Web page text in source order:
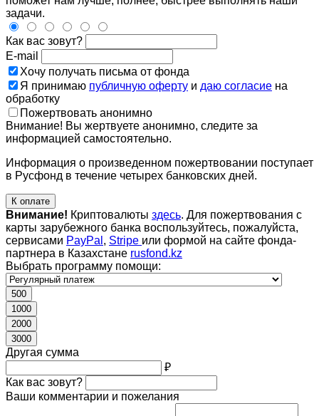
задачи.
Как вас зовут?
E-mail
Хочу получать письма от фонда
Я принимаю публичную оферту и даю согласие на
обработку
Пожертвовать анонимно
Внимание! Вы жертвуете анонимно, следите за
информацией самостоятельно.
Информация о произведенном пожертвовании поступает
в Русфонд в течение четырех банковских дней.
К оплате
Внимание! Криптовалюты здесь. Для пожертвования с
карты зарубежного банка воспользуйтесь, пожалуйста,
сервисами PayPal , Stripe или формой на сайте фонда-
партнера в Казахстане rusfond.kz
Выбрать программу помощи:
500
1000
2000
3000
Другая сумма
₽
Как вас зовут?
Ваши комментарии и пожелания